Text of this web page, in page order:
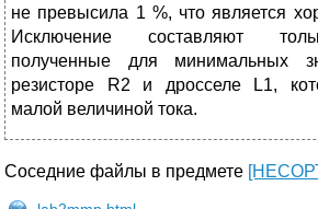
не превысила 1 %, что является
Исключение составляют
полученные для минимальных
резисторе R2 и дросселе L1,
малой величиной тока.
Соседние файлы в предмете